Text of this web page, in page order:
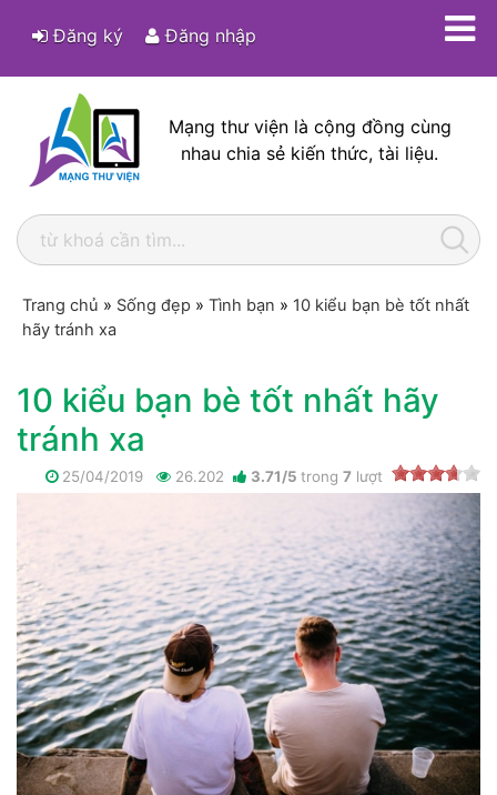
Đăng ký Đăng nhập
Mạng thư viện là cộng đồng cùng
nhau chia sẻ kiến thức, tài liệu.
Trang chủ » Sống đẹp » Tình bạn » 10 kiểu bạn bè tốt nhất
hãy tránh xa
10 kiểu bạn bè tốt nhất hãy
tránh xa
25/04/2019 26.202 3.71/5 trong 7 lượt